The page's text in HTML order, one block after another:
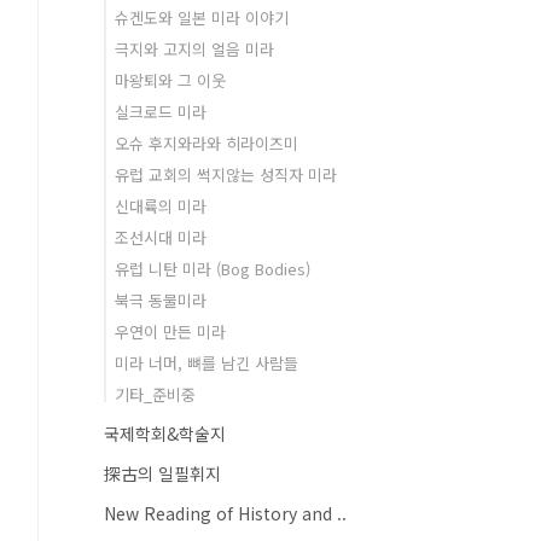
슈겐도와 일본 미라 이야기
극지와 고지의 얼음 미라
마왕퇴와 그 이웃
실크로드 미라
오슈 후지와라와 히라이즈미
유럽 교회의 썩지않는 성직자 미라
신대륙의 미라
조선시대 미라
유럽 니탄 미라 (Bog Bodies)
북극 동물미라
우연이 만든 미라
미라 너머, 뼈를 남긴 사람들
기타_준비중
국제학회&학술지
探古의 일필휘지
New Reading of History and ..